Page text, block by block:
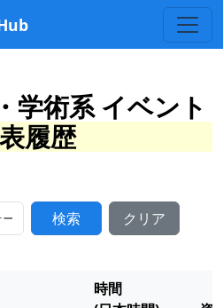
学術系 イベント
履歴
検索 クリア
時間